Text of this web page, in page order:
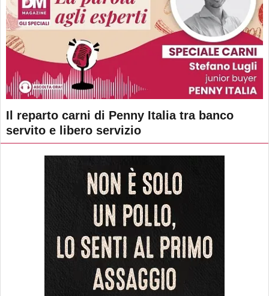
Il reparto carni di Penny Italia tra banco
servito e libero servizio